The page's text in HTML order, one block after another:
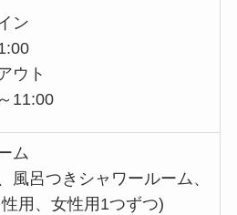
ン
ウト
11:00
ム
風呂つきシャワールーム、
性用、女性用1つずつ)